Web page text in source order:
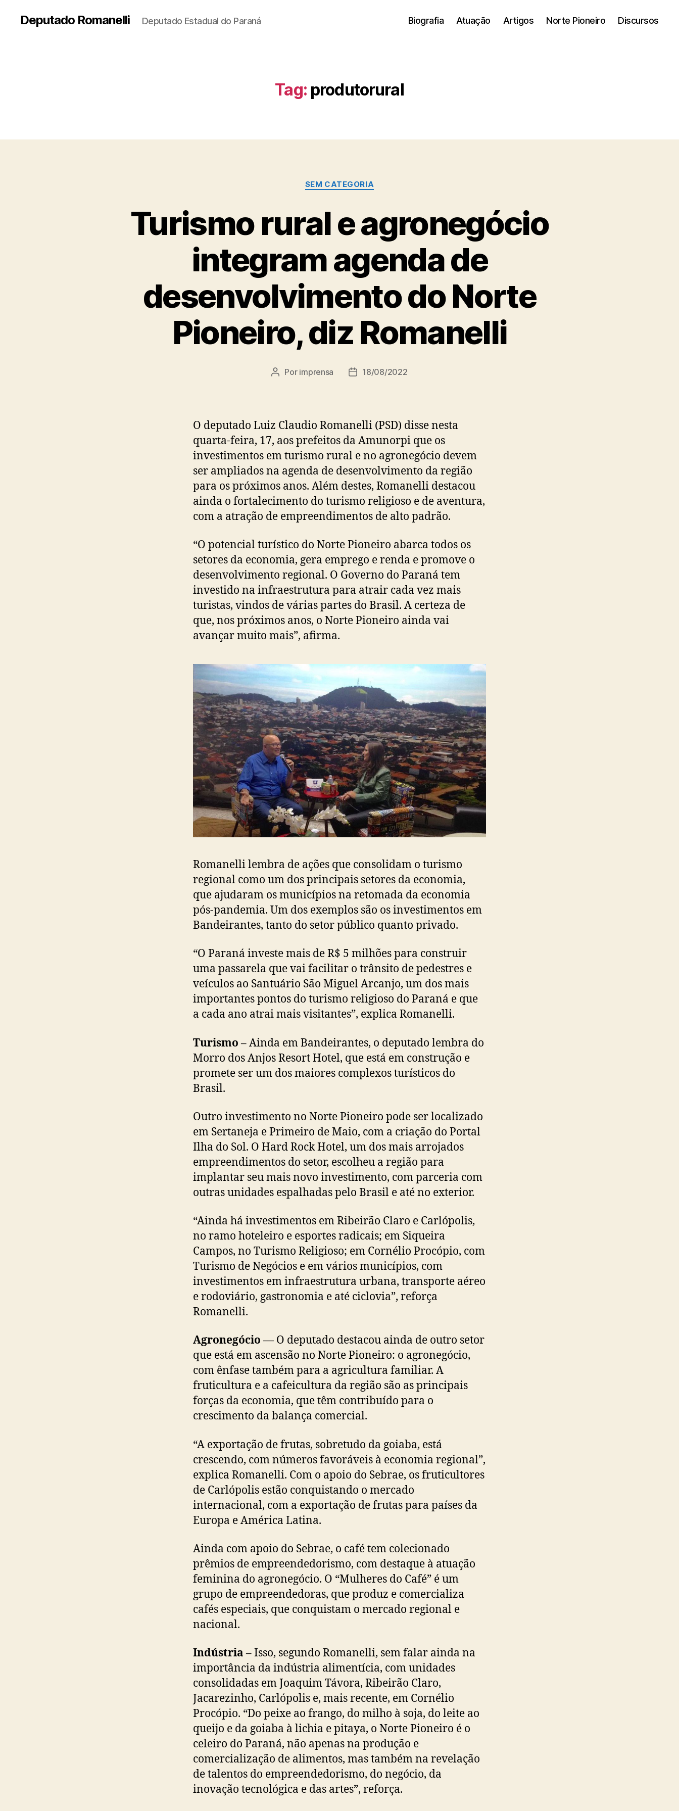
Deputado Romanelli Deputado Estadual do Paraná Biografia Atuação Artigos Norte Pioneiro Discursos
Tag: produtorural
Categorias
SEM CATEGORIA
Turismo rural e agronegócio
integram agenda de
desenvolvimento do Norte
Pioneiro, diz Romanelli
Autor
Por imprensa
Data18/08/2022
O deputado Luiz Claudio Romanelli (PSD) disse nesta
quarta-feira, 17, aos prefeitos da Amunorpi que os
investimentos em turismo rural e no agronegócio devem
ser ampliados na agenda de desenvolvimento da região
para os próximos anos. Além destes, Romanelli destacou
ainda o fortalecimento do turismo religioso e de aventura,
com a atração de empreendimentos de alto padrão.
“O potencial turístico do Norte Pioneiro abarca todos os
setores da economia, gera emprego e renda e promove o
desenvolvimento regional. O Governo do Paraná tem
investido na infraestrutura para atrair cada vez mais
turistas, vindos de várias partes do Brasil. A certeza de
que, nos próximos anos, o Norte Pioneiro ainda vai
avançar muito mais”, afirma.
Romanelli lembra de ações que consolidam o turismo
regional como um dos principais setores da economia,
que ajudaram os municípios na retomada da economia
pós-pandemia. Um dos exemplos são os investimentos em
Bandeirantes, tanto do setor público quanto privado.
“O Paraná investe mais de R$ 5 milhões para construir
uma passarela que vai facilitar o trânsito de pedestres e
veículos ao Santuário São Miguel Arcanjo, um dos mais
importantes pontos do turismo religioso do Paraná e que
a cada ano atrai mais visitantes”, explica Romanelli.
Turismo– Ainda em Bandeirantes, o deputado lembra do
Morro dos Anjos Resort Hotel, que está em construção e
promete ser um dos maiores complexos turísticos do
Brasil.
Outro investimento no Norte Pioneiro pode ser localizado
em Sertaneja e Primeiro de Maio, com a criação do Portal
Ilha do Sol. O Hard Rock Hotel, um dos mais arrojados
empreendimentos do setor, escolheu a região para
implantar seu mais novo investimento, com parceria com
outras unidades espalhadas pelo Brasil e até no exterior.
“Ainda há investimentos em Ribeirão Claro e Carlópolis,
no ramo hoteleiro e esportes radicais; em Siqueira
Campos, no Turismo Religioso; em Cornélio Procópio, com
Turismo de Negócios e em vários municípios, com
investimentos em infraestrutura urbana, transporte aéreo
e rodoviário, gastronomia e até ciclovia”, reforça
Romanelli.
Agronegócio— O deputado destacou ainda de outro setor
que está em ascensão no Norte Pioneiro: o agronegócio,
com ênfase também para a agricultura familiar. A
fruticultura e a cafeicultura da região são as principais
forças da economia, que têm contribuído para o
crescimento da balança comercial.
“A exportação de frutas, sobretudo da goiaba, está
crescendo, com números favoráveis à economia regional”,
explica Romanelli. Com o apoio do Sebrae, os fruticultores
de Carlópolis estão conquistando o mercado
internacional, com a exportação de frutas para países da
Europa e América Latina.
Ainda com apoio do Sebrae, o café tem colecionado
prêmios de empreendedorismo, com destaque à atuação
feminina do agronegócio. O “Mulheres do Café” é um
grupo de empreendedoras, que produz e comercializa
cafés especiais, que conquistam o mercado regional e
nacional.
Indústria– Isso, segundo Romanelli, sem falar ainda na
importância da indústria alimentícia, com unidades
consolidadas em Joaquim Távora, Ribeirão Claro,
Jacarezinho, Carlópolis e, mais recente, em Cornélio
Procópio. “Do peixe ao frango, do milho à soja, do leite ao
queijo e da goiaba à lichia e pitaya, o Norte Pioneiro é o
celeiro do Paraná, não apenas na produção e
comercialização de alimentos, mas também na revelação
de talentos do empreendedorismo, do negócio, da
inovação tecnológica e das artes”, reforça.